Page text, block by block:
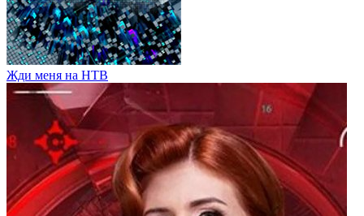
Жди меня на НТВ